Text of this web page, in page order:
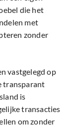
die het
met
zonder
vastgelegd op
transparant
is
transacties
om zonder